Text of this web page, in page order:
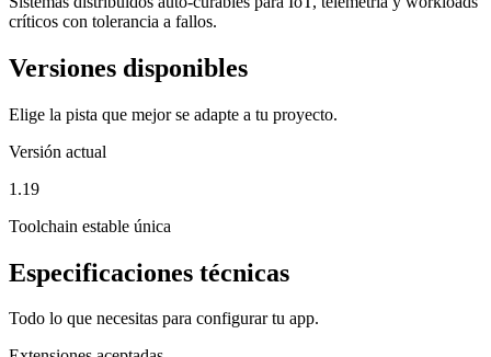
críticos con tolerancia a fallos.
Versiones disponibles
Elige la pista que mejor se adapte a tu proyecto.
Versión actual
1.19
Toolchain estable única
Especificaciones técnicas
Todo lo que necesitas para configurar tu app.